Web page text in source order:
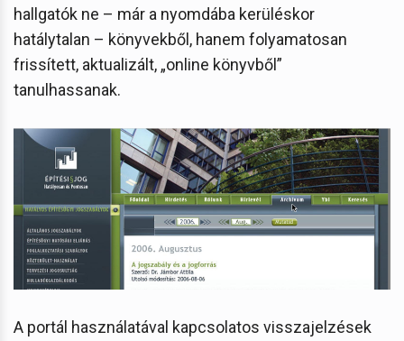
hallgatók ne – már a nyomdába kerüléskor
hatálytalan – könyvekből, hanem folyamatosan
frissített, aktualizált, „online könyvből”
tanulhassanak.
A portál használatával kapcsolatos visszajelzések